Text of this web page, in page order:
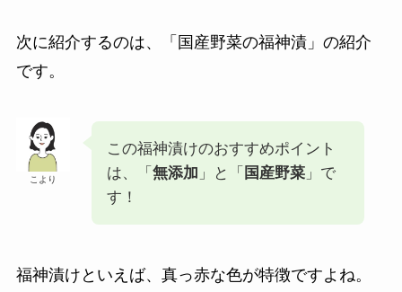
次に紹介するのは、「国産野菜の福神漬」の紹介
です。
こより
この福神漬けのおすすめポイント
は、「 無添加 」と「 国産野菜」で
す！
福神漬けといえば、真っ赤な色が特徴ですよね。